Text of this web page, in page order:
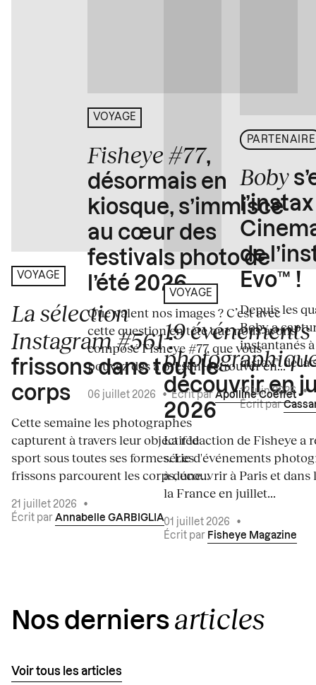
VOYAGE
La sélection
Instagram #561:
frissons dans tout le
corps
Cette semaine les photographes
capturent à travers leur objectif le
sport sous toutes ses formes. Les
frissons parcourent les corps, une...
21 juillet 2026
•
Écrit par Annabelle GARBIGLIA
VOYAGE
Fisheye #77,
désormais en
kiosque, s’immisce
au cœur des
festivals photo de
l’été 2026
Que valent nos images ? C’est avec
cette question en tête que nous avons
composé Fisheye #77, que vous
pouvez dès à présent retrouver en...
06 juillet 2026 •Écrit par Apolline Coëffet
VOYAGE
19 événements
découvrir en
2026
La rédaction de Fisheye a
série d'événements
à découvrir à Paris et dans
la France en juillet...
01 juillet 2026
•
Écrit par Fisheye Magazine
PARTENAIRE
Boby
de
Evo™ !
Depuis les
Boby a
instantanés
instax™ de la
12 juin 2026 •
Écrit par
Nos derniers articles
Voir tous les articles